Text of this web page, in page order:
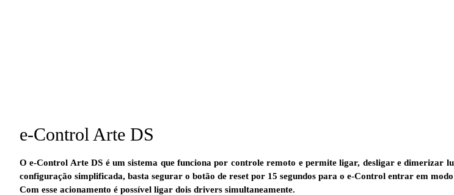
e-Control Arte DS
O e-Control Arte DS é um sistema que funciona por controle remoto e permite ligar, desligar e dimerizar
configuração simplificada, basta segurar o botão de reset por 15 segundos para o e-Control entrar em
Com esse acionamento é possível ligar dois drivers simultaneamente.